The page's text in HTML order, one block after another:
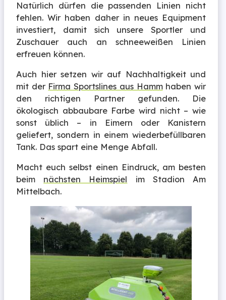
Natürlich dürfen die passenden Linien nicht
fehlen. Wir haben daher in neues Equipment
investiert, damit sich unsere Sportler und
Zuschauer auch an schneeweißen Linien
erfreuen können.
Auch hier setzen wir auf Nachhaltigkeit und
mit der Firma Sportslines aus Hammhaben wir
den richtigen Partner gefunden. Die
ökologisch abbaubare Farbe wird nicht – wie
sonst üblich – in Eimern oder Kanistern
geliefert, sondern in einem wiederbefüllbaren
Tank. Das spart eine Menge Abfall.
Macht euch selbst einen Eindruck, am besten
beim nächsten Heimspiel im Stadion Am
Mittelbach.